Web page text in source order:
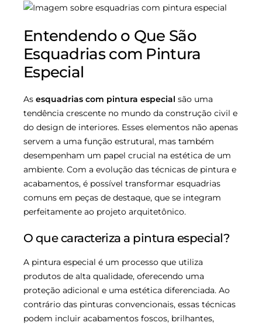
Entendendo o Que São
Esquadrias com Pintura
Especial
As esquadrias com pintura especial são uma
tendência crescente no mundo da construção civil e
do design de interiores. Esses elementos não apenas
servem a uma função estrutural, mas também
desempenham um papel crucial na estética de um
ambiente. Com a evolução das técnicas de pintura e
acabamentos, é possível transformar esquadrias
comuns em peças de destaque, que se integram
perfeitamente ao projeto arquitetônico.
O que caracteriza a pintura especial?
A pintura especial é um processo que utiliza
produtos de alta qualidade, oferecendo uma
proteção adicional e uma estética diferenciada. Ao
contrário das pinturas convencionais, essas técnicas
podem incluir acabamentos foscos, brilhantes,